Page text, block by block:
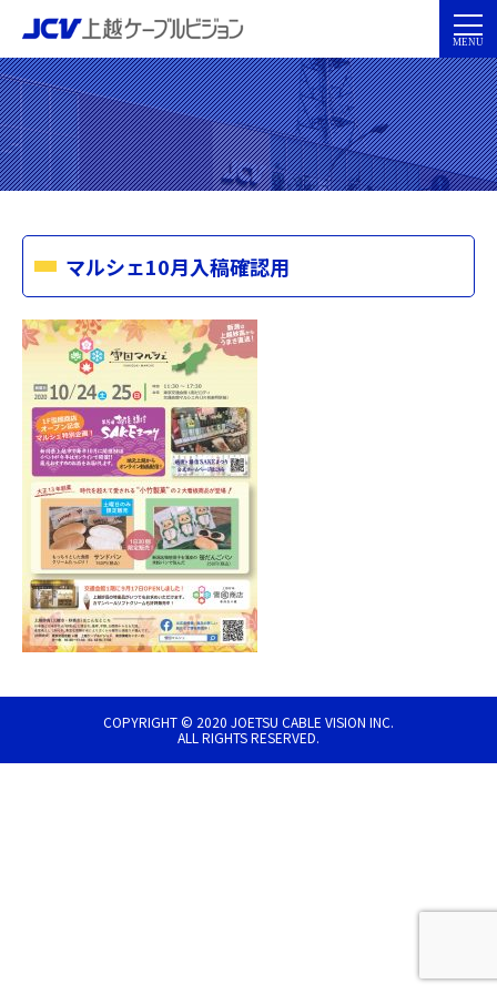
マルシェ10月入稿確認用
COPYRIGHT © 2020 JOETSU CABLE VISION INC.
ALL RIGHTS RESERVED.